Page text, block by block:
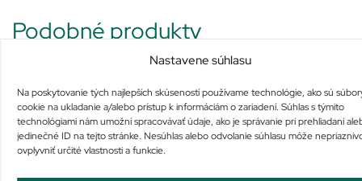
Nastavene súhlasu
Na poskytovanie tých najlepších skúseností používame technológie, ako sú
cookie na ukladanie a/alebo prístup k informáciám o zariadení. Súhlas s týmito
technológiami nám umožní spracovávať údaje, ako je správanie pri prehliadaní
jedinečné ID na tejto stránke. Nesúhlas alebo odvolanie súhlasu môže
ovplyvniť určité vlastnosti a funkcie.
Podobné produkty
LA ROCHE-POSAY